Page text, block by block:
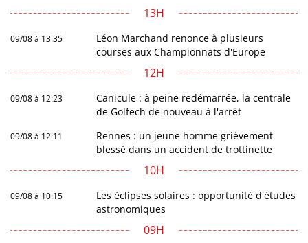
13H
09/08 à 13:35
Léon Marchand renonce à plusieurs
courses aux Championnats d'Europe
12H
09/08 à 12:23
Canicule : à peine redémarrée, la centrale
de Golfech de nouveau à l'arrêt
09/08 à 12:11
Rennes : un jeune homme grièvement
blessé dans un accident de trottinette
10H
09/08 à 10:15
Les éclipses solaires : opportunité d'études
astronomiques
09H